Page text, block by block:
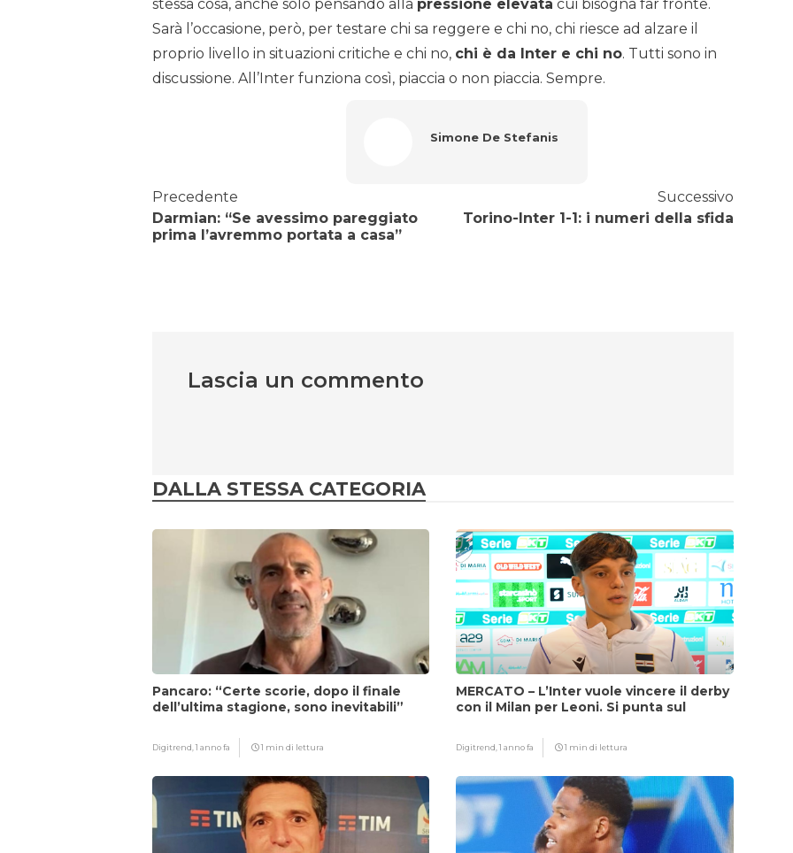
stessa cosa, anche solo pensando alla pressione elevata cui bisogna far fronte.
Sarà l’occasione, però, per testare chi sa reggere e chi no, chi riesce ad alzare il
proprio livello in situazioni critiche e chi no, chi è da Inter e chi no. Tutti sono in
discussione. All’Inter funziona così, piaccia o non piaccia. Sempre.
Simone De Stefanis
Precedente
Darmian: “Se avessimo pareggiato
prima l’avremmo portata a casa”
Successivo
Torino-Inter 1-1: i numeri della sfida
Lascia un commento
DALLA STESSA CATEGORIA
Pancaro: “Certe scorie, dopo il finale
dell’ultima stagione, sono inevitabili”
Digitrend,1 anno fa 1 min di lettura
MERCATO – L’Inter vuole vincere il derby
con il Milan per Leoni. Si punta sul
Digitrend,1 anno fa 1 min di lettura